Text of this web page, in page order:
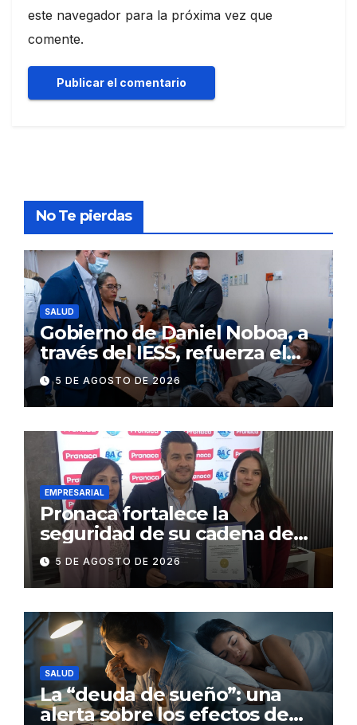
este navegador para la próxima vez que
comente.
No Te pierdas
SALUD
Gobierno de Daniel Noboa, a
través del IESS, refuerza el
abastecimiento de insulina
en 86 establecimientos de
salud
5 DE AGOSTO DE 2026
EMPRESARIAL
Pronaca fortalece la
seguridad de su cadena de
suministro con certificación
BASC en dos plantas
5 DE AGOSTO DE 2026
SALUD
La “deuda de sueño”: una
alerta sobre los efectos de